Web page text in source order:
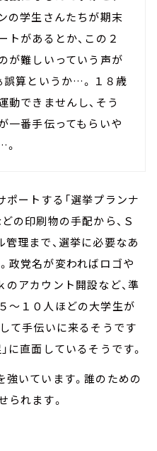
の学生さんたちが期末
トがあるとか、この２
が難しいっていう声が
誤算というか…。１８歳
動できませんし、そう
一番手伝ってもらいや
ポートする「選挙プランナ
の印刷物の手配から、Ｓ
管理まで、選挙に必要なあ
政党名が変わればロゴや
のアカウント開設など、準
～１０人ほどの大学生が
て手伝いに来るそうです
に直面しているそうです。
強いています。誰のための
れます。